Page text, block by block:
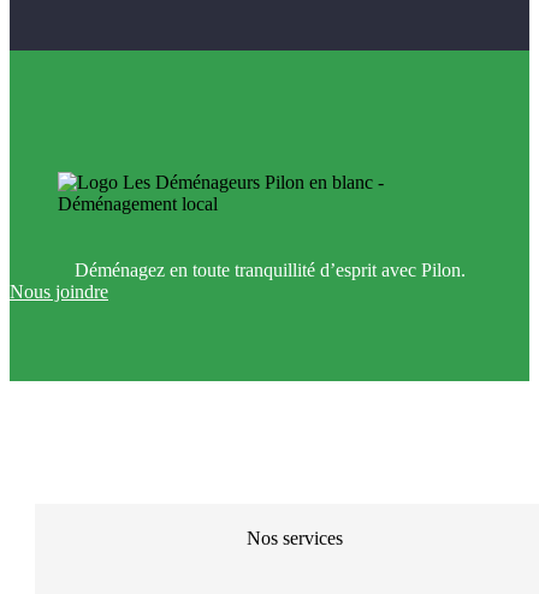
Déménagez en toute tranquillité d’esprit avec Pilon.
Nous joindre
Nos services